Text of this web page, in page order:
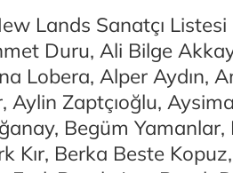
Lands Sanatçı Listesi
Duru, Ali Bilge
Lobera, Alper Aydın,
Aylin Zaptçıoğlu,
Begüm
Kır, Berka Beste